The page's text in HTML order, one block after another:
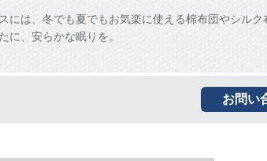
には、冬でも夏でもお気楽に使える棉布団やシルク
に、安らかな眠りを。
お問い